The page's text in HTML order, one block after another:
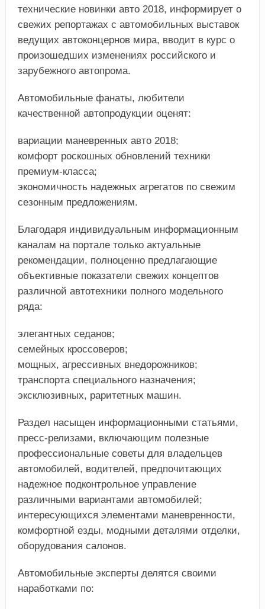
технические новинки авто 2018, информирует о
свежих репортажах с автомобильных выставок
ведущих автоконцернов мира, вводит в курс о
произошедших изменениях российского и
зарубежного автопрома.
Автомобильные фанаты, любители
качественной автопродукции оценят:
вариации маневренных авто 2018;
комфорт роскошных обновлений техники
премиум-класса;
экономичность надежных агрегатов по свежим
сезонным предложениям.
Благодаря индивидуальным информационным
каналам на портале только актуальные
рекомендации, полноценно предлагающие
объективные показатели свежих концептов
различной автотехники полного модельного
ряда:
элегантных седанов;
семейных кроссоверов;
мощных, агрессивных внедорожников;
транспорта специального назначения;
эксклюзивных, раритетных машин.
Раздел насыщен информационными статьями,
пресс-релизами, включающим полезные
профессиональные советы для владельцев
автомобилей, водителей, предпочитающих
надежное подконтрольное управление
различными вариантами автомобилей;
интересующихся элементами маневренности,
комфортной езды, модными деталями отделки,
оборудования салонов.
Автомобильные эксперты делятся своими
наработками по: